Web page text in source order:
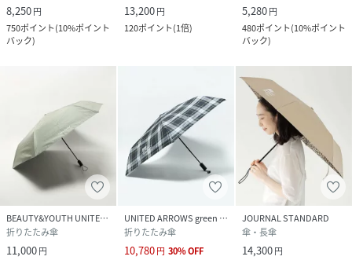
8,250円
750ポイント(10%ポイント
バック)
13,200円
120ポイント(1倍)
5,280円
480ポイント(10%ポイント
バック)
BEAUTY&YOUTH UNITED ARROWS
折りたたみ傘
11,000円
UNITED ARROWS green label relaxing
折りたたみ傘
10,780円 30%OFF
JOURNAL STANDARD
傘・長傘
14,300円